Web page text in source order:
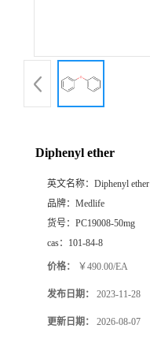
Diphenyl ether
英文名称： Diphenyl ether
品牌： Medlife
货号： PC19008-50mg
cas： 101-84-8
价格： ￥490.00/EA
发布日期： 2023-11-28
更新日期： 2026-08-07